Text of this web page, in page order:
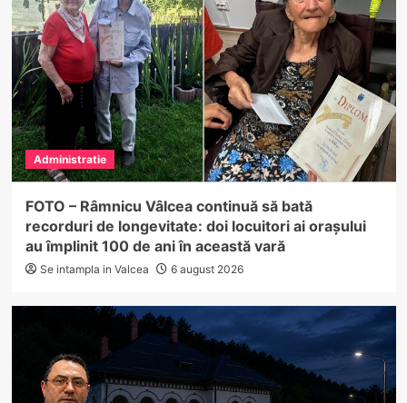
Administratie
FOTO – Râmnicu Vâlcea continuă să bată
recorduri de longevitate: doi locuitori ai orașului
au împlinit 100 de ani în această vară
Se intampla in Valcea 6 august 2026